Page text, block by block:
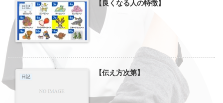
日記 【良くなる人の特徴】
日記 【伝え方次第】